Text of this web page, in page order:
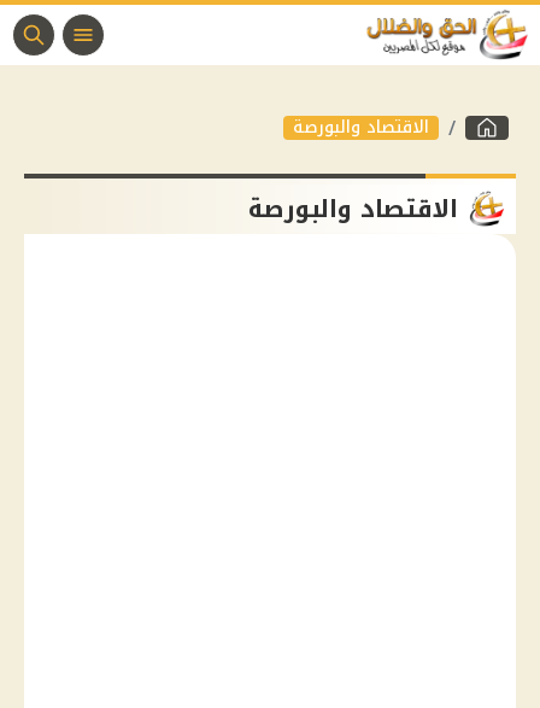
الاقتصاد والبورصة
الاقتصاد والبورصة